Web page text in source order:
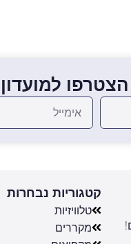
הצטרפו
קטגוריות נבחרות
טלוויזיות
מקררים